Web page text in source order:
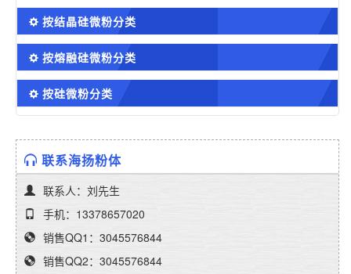
按结晶硅微粉分类
按熔融硅微粉分类
按硅微粉分类
联系海扬粉体
联系人：刘先生
手机：13378657020
销售QQ1：3045576844
销售QQ2：3045576844